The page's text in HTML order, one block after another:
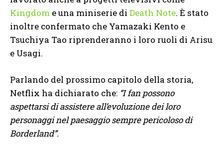
Kingdom e una miniserie di Death Note. È stato
inoltre confermato che Yamazaki Kento e
Tsuchiya Tao riprenderanno i loro ruoli di Arisu
e Usagi.
Parlando del prossimo capitolo della storia,
Netflix ha dichiarato che: “I fan possono
aspettarsi di assistere all’evoluzione dei loro
personaggi nel paesaggio sempre pericoloso di
Borderland”.